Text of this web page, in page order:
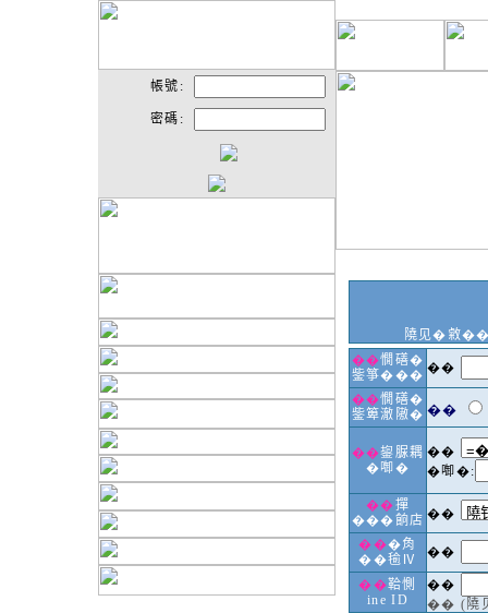
帳號:
密碼:
隢见�敹
��憪磰�
鈭箏��� ��
��憪磰�
鈭箄澈隞� ��
��鋆脲耦
�啣�
��
�啣�:
��撣
���餉店 ��
���𧢲
��毺Ⅳ
��
��鞈惻
ine ID
��
�� (隢